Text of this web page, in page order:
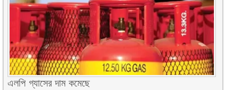
এলপি গ্যাসের দাম কমেছে